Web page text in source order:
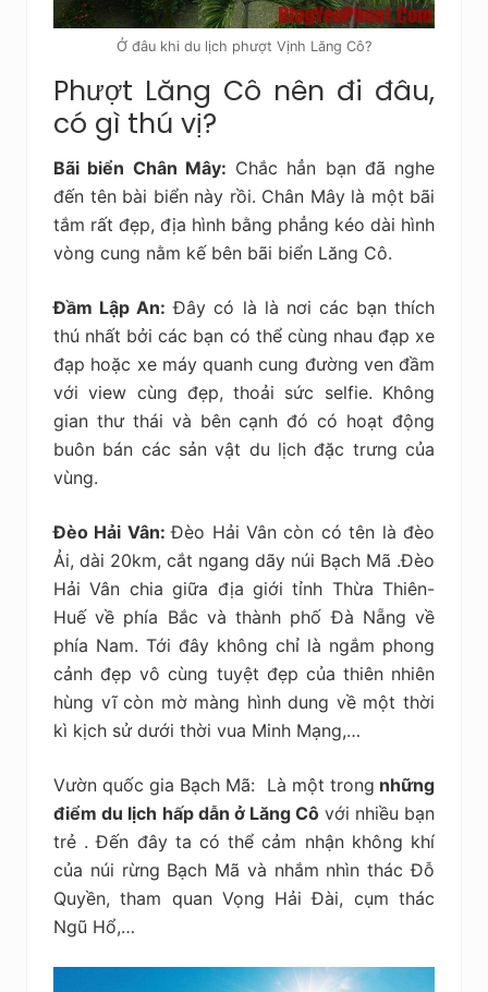
Ở đâu khi du lịch phượt Vịnh Lăng Cô?
Phượt Lăng Cô nên đi đâu,
có gì thú vị?
Bãi biển Chân Mây: Chắc hẳn bạn đã nghe
đến tên bài biển này rồi. Chân Mây là một bãi
tắm rất đẹp, địa hình bằng phẳng kéo dài hình
vòng cung nằm kế bên bãi biển Lăng Cô.
Đầm Lập An: Đây có là là nơi các bạn thích
thú nhất bởi các bạn có thể cùng nhau đạp xe
đạp hoặc xe máy quanh cung đường ven đầm
với view cùng đẹp, thoải sức selfie. Không
gian thư thái và bên cạnh đó có hoạt động
buôn bán các sản vật du lịch đặc trưng của
vùng.
Đèo Hải Vân:Đèo Hải Vân còn có tên là đèo
Ải, dài 20km, cắt ngang dãy núi Bạch Mã .Đèo
Hải Vân chia giữa địa giới tỉnh Thừa Thiên-
Huế về phía Bắc và thành phố Đà Nẵng về
phía Nam. Tới đây không chỉ là ngắm phong
cảnh đẹp vô cùng tuyệt đẹp của thiên nhiên
hùng vĩ còn mờ màng hình dung về một thời
kì kịch sử dưới thời vua Minh Mạng,…
Vườn quốc gia Bạch Mã: Là một trong những
điểm du lịch hấp dẫn ở Lăng Cô với nhiều bạn
trẻ . Đến đây ta có thể cảm nhận không khí
của núi rừng Bạch Mã và nhắm nhìn thác Đỗ
Quyền, tham quan Vọng Hải Đài, cụm thác
Ngũ Hổ,…